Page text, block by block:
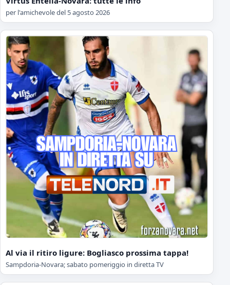
per l'amichevole del 5 agosto 2026
Al via il ritiro ligure: Bogliasco prossima tappa!
Sampdoria-Novara; sabato pomeriggio in diretta TV